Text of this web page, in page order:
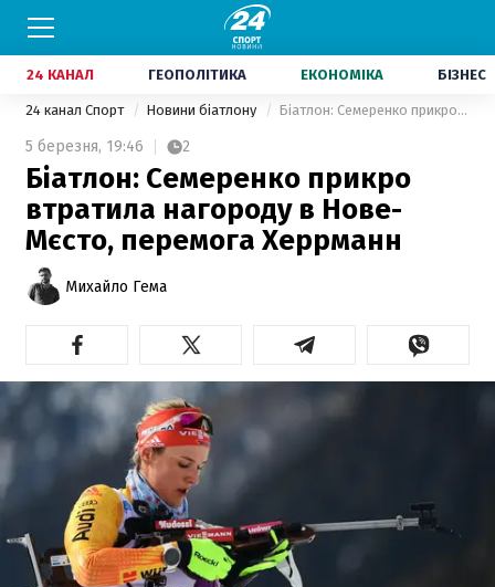
24 КАНАЛ ГЕОПОЛІТИКА ЕКОНОМІКА БІЗНЕС
24 канал Спорт Новини біатлону Біатлон: Семеренко прикро втратила нагороду в Нове-Мєсто, перемога Херрманн
5 березня, 19:46 2
Біатлон: Семеренко прикро
втратила нагороду в Нове-
Мєсто, перемога Херрманн
Михайло Гема